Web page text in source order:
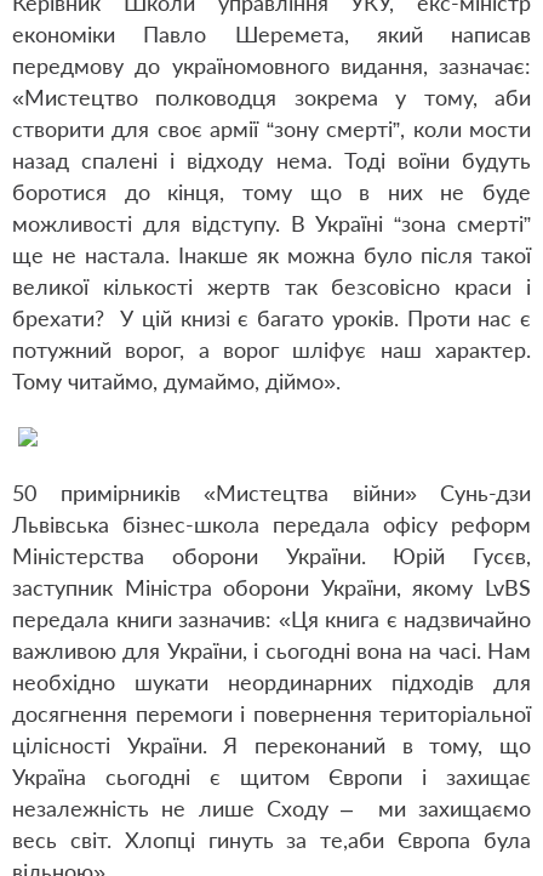
економіки Павло Шеремета, який написав
передмову до україномовного видання, зазначає:
«Мистецтво полководця зокрема у тому, аби
створити для своє армії “зону смерті”, коли мости
назад спалені і відходу нема. Тоді воїни будуть
боротися до кінця, тому що в них не буде
можливості для відступу. В Україні “зона смерті”
ще не настала. Інакше як можна було після такої
великої кількості жертв так безсовісно краси і
брехати? У цій книзі є багато уроків. Проти нас є
потужний ворог, а ворог шліфує наш характер.
Тому читаймо, думаймо, діймо».
50 примірників «Мистецтва війни» Сунь-дзи
Львівська бізнес-школа передала офісу реформ
Міністерства оборони України. Юрій Гусєв,
заступник Міністра оборони України, якому LvBS
передала книги зазначив: «Ця книга є надзвичайно
важливою для України, і сьогодні вона на часі. Нам
необхідно шукати неординарних підходів для
досягнення перемоги і повернення територіальної
цілісності України. Я переконаний в тому, що
Україна сьогодні є щитом Європи і захищає
незалежність не лише Сходу – ми захищаємо
весь світ. Хлопці гинуть за те,аби Європа була